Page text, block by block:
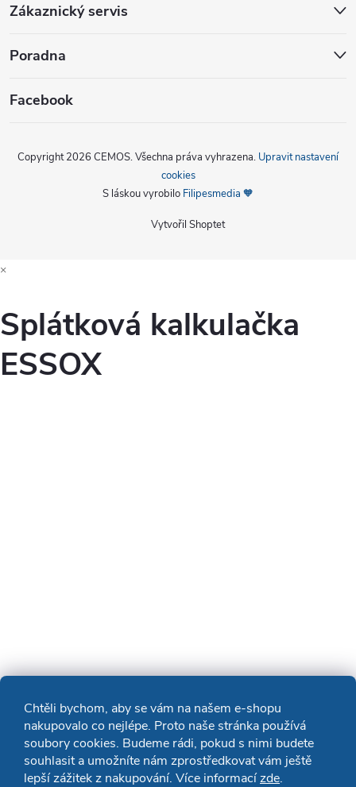
Chtěli bychom, aby se vám na našem e-shopu
nakupovalo co nejlépe. Proto naše stránka používá
soubory cookies. Budeme rádi, pokud s nimi budete
souhlasit a umožníte nám zprostředkovat vám ještě
lepší zážitek z nakupování. Více informacízde.
Zákaznický servis
Poradna
Facebook
Vytvořil Shoptet
Copyright 2026 CEMOS. Všechna práva vyhrazena. Upravit nastavení
cookies
S láskou vyrobilo Filipesmedia 🧡
×
Splátková kalkulačka
ESSOX